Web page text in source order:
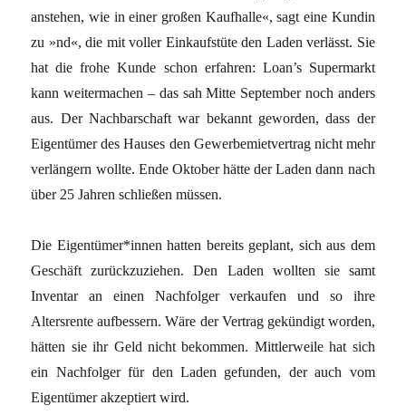
anstehen, wie in einer großen Kaufhalle«, sagt eine Kundin
zu »nd«, die mit voller Einkaufstüte den Laden verlässt. Sie
hat die frohe Kunde schon erfahren: Loan’s Supermarkt
kann weitermachen – das sah Mitte September noch anders
aus. Der Nachbarschaft war bekannt geworden, dass der
Eigentümer des Hauses den Gewerbemietvertrag nicht mehr
verlängern wollte. Ende Oktober hätte der Laden dann nach
über 25 Jahren schließen müssen.
Die Eigentümer*innen hatten bereits geplant, sich aus dem
Geschäft zurückzuziehen. Den Laden wollten sie samt
Inventar an einen Nachfolger verkaufen und so ihre
Altersrente aufbessern. Wäre der Vertrag gekündigt worden,
hätten sie ihr Geld nicht bekommen. Mittlerweile hat sich
ein Nachfolger für den Laden gefunden, der auch vom
Eigentümer akzeptiert wird.